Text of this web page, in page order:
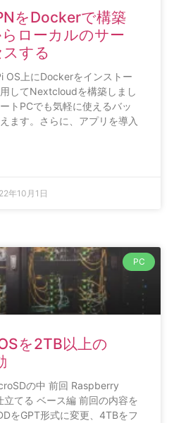
をDockerで構築
ローカルのサー
する
OS上にDockerをインストー
してNextcloudを構築しまし
トPCでも気軽に使えるバッ
ます。さらに、アプリを導入
年10月1日
PC
を2TB以上の
の中 前回 Raspberry
立てる ベース編 前回の内容を
をGPT形式に変更、4TBをフ